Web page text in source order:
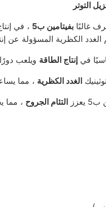
غالبًا بفيتامين ب5 ، في
الغدد الكظرية المسؤولة عن
إنتاج الطاقة ويلعب
الغدد الكظرية ، مما
التئام الجروح ، مما